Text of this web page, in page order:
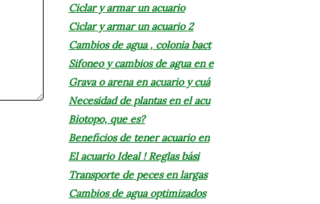
Ciclar y armar un acuario
Ciclar y armar un acuario 2
Cambios de agua , colonia bact
Sifoneo y cambios de agua en e
Grava o arena en acuario y cuá
Necesidad de plantas en el acu
Biotopo, que es?
Beneficios de tener acuario en
El acuario Ideal ! Reglas bási
Transporte de peces en largas
Cambios de agua optimizados